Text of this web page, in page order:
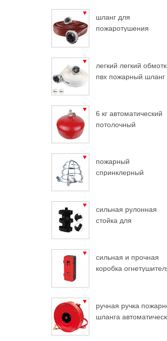
шланг для
пожаротушения
легкий легкий
пвх пожарный шланг
6 кг автоматический
потолочный
пожарный
спринклерный
сильная рулонная
стойка для
сильная и прочная
коробка
ручная ручка
шланга